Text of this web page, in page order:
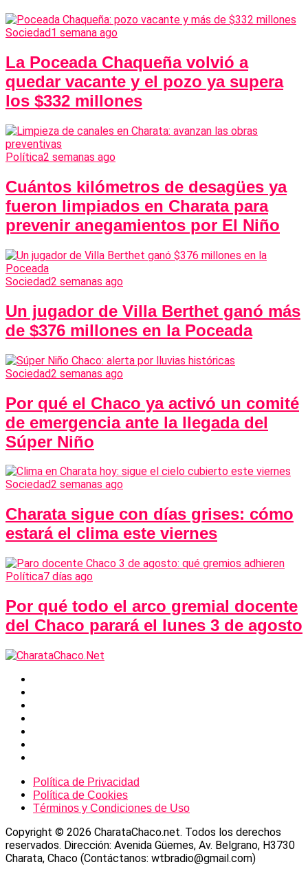
Sociedad1 semana ago
La Poceada Chaqueña volvió a
quedar vacante y el pozo ya supera
los $332 millones
Política2 semanas ago
Cuántos kilómetros de desagües ya
fueron limpiados en Charata para
prevenir anegamientos por El Niño
Sociedad2 semanas ago
Un jugador de Villa Berthet ganó más
de $376 millones en la Poceada
Sociedad2 semanas ago
Por qué el Chaco ya activó un comité
de emergencia ante la llegada del
Súper Niño
Sociedad2 semanas ago
Charata sigue con días grises: cómo
estará el clima este viernes
Política7 días ago
Por qué todo el arco gremial docente
del Chaco parará el lunes 3 de agosto
Política de Privacidad
Política de Cookies
Términos y Condiciones de Uso
Copyright © 2026 CharataChaco.net. Todos los derechos
reservados. Dirección: Avenida Güemes, Av. Belgrano, H3730
Charata, Chaco (Contáctanos: wtbradio@gmail.com)